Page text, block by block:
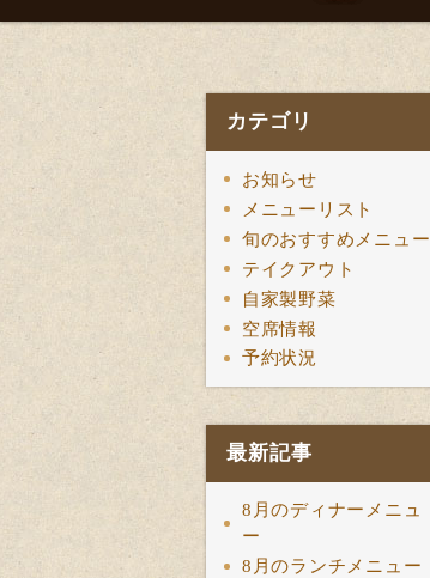
カテゴリ
お知らせ
メニューリスト
旬のおすすめメニュー
テイクアウト
自家製野菜
空席情報
予約状況
最新記事
8月のディナーメニュ
ー
8月のランチメニュー